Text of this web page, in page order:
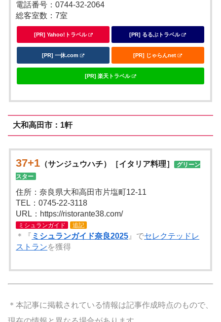
電話番号：0744-32-2064
総客室数：7室
[PR] Yahoo!トラベル [PR] るるぶトラベル
[PR] 一休.com [PR] じゃらんnet
[PR] 楽天トラベル
大和高田市：1軒
37+1 （サンジュウハチ）［イタリア料理］ グリーン
スター
住所：奈良県大和高田市片塩町12-11
TEL：0745-22-3118
URL：https://ristorante38.com/
ミシュランガイド 追記
＊『 ミシュランガイド奈良2025 』でセレクテッドレ
ストランを獲得
＊本記事に掲載されている情報は記事作成時点のもので、